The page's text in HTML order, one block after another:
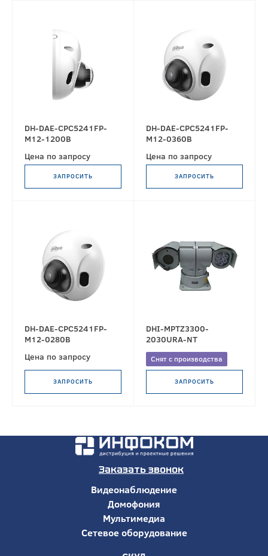
DH-DAE-CPC5241FP-
M12-1200B
Цена по запросу
ЗАПРОСИТЬ
DH-DAE-CPC5241FP-
M12-0360B
Цена по запросу
ЗАПРОСИТЬ
DH-DAE-CPC5241FP-
M12-0280B
Цена по запросу
ЗАПРОСИТЬ
DHI-MPTZ3300-
2030URA-NT
Снят с производства
ЗАПРОСИТЬ
Заказать звонок
Видеонаблюдение
Домофония
Мультимедиа
Сетевое оборудование